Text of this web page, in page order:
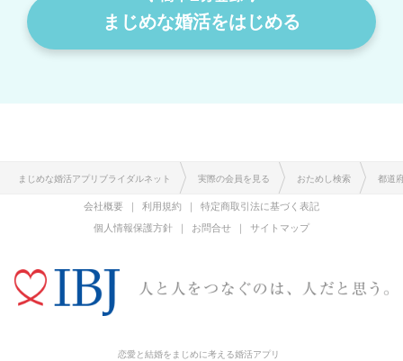
まじめな婚活をはじめる
まじめな婚活アプリブライダルネット 実際の会員を見る おためし検索 都道
会社概要 利用規約
特定商取引法に基づく表記
個人情報保護方針
お問合せ サイトマップ
恋愛と結婚をまじめに考える婚活アプリ